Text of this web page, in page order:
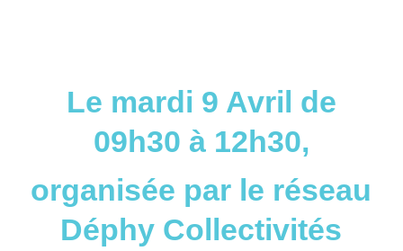
Le mardi 9 Avril de
09h30 à 12h30,
organisée par le réseau
Déphy Collectivités